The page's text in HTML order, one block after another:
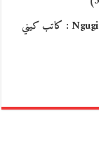
*ترجمة وتقديم لطفية الدليمينغوغي وا ثيونغو Ngugi Wa Thiongo : كاتب كيني